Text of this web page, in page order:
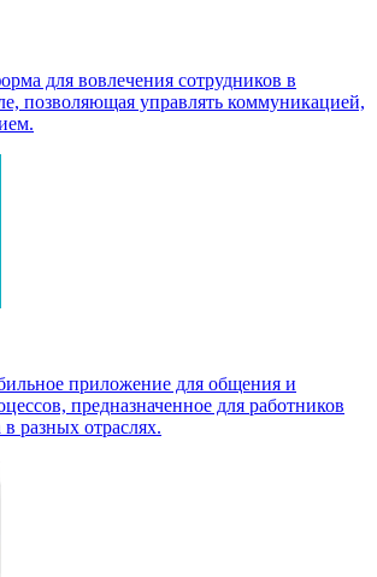
для вовлечения сотрудников в
позволяющая управлять коммуникацией,
приложение для общения и
предназначенное для работников
в разных отраслях.